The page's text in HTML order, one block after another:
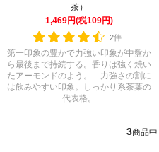
茶）
1,469円(税109円)
2件
第一印象の豊かで力強い印象が中盤か
ら最後まで持続する。香りは強く焼い
たアーモンドのよう。 力強さの割に
は飲みやすい印象。しっかり系茶葉の
代表格。
3商品中